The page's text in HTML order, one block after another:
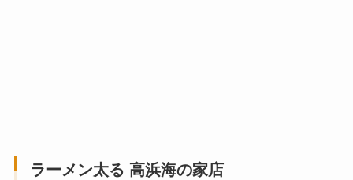
ラーメン太る 高浜海の家店